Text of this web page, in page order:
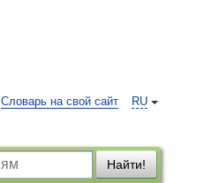
RU
Словарь на свой сайт
Найти!